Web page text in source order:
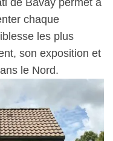
de Bavay permet à
chaque
les plus
son exposition et
le Nord.